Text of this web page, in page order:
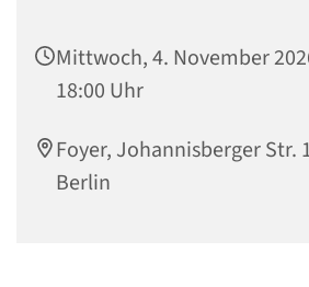
Mittwoch, 4. November
18:00 Uhr
Foyer, Johannisberger Str.
Berlin